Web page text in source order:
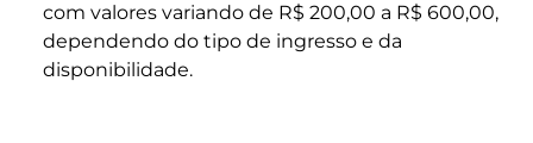
com valores variando de R$ 200,00 a R$ 600,00,
dependendo do tipo de ingresso e da
disponibilidade.